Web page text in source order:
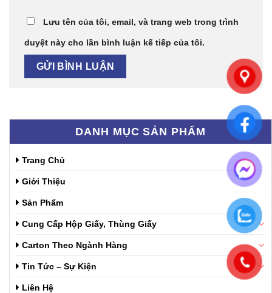
DANH MỤC SẢN PHẨM
Trang Chủ
Giới Thiệu
Sản Phẩm
Cung Cấp Hộp Giấy, Thùng Giấy
Carton Theo Ngành Hàng
Tin Tức – Sự Kiện
Liên Hệ
Lưu tên của tôi, email, và trang web trong trình
duyệt này cho lần bình luận kế tiếp của tôi.